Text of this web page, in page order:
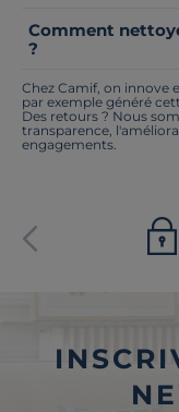
Comment
?
Chez Camif, on innove
par exemple généré
Des retours ? Nous
transparence,
engagements.